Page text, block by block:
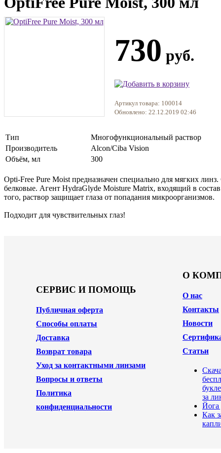
730 руб.
Артикул товара: 100014
Обновлено: 22.12.2019 02:46
Тип
Многофункциональный раствор
Производитель
Alcon/Ciba Vision
Объём, мл
300
Opti-Free Pure Moist предназначен специально для мягких
белковые. Агент HydraGlyde Moisture Matrix, входящий в
того, раствор защищает глаза от попадания микроорганизмов.
Подходит для чувствительных глаз!
СЕРВИС И ПОМОЩЬ
Публичная оферта
Способы оплаты
Доставка
Возврат товара
Уход за контактными линзами
Вопросы и ответы
Политика
конфиденциальности
О
О нас
Контакты
Новости
Статьи
за
Йога
Как